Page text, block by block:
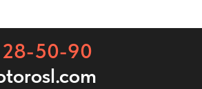
50-90